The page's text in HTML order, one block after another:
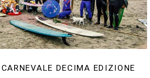
DECIMA EDIZIONE